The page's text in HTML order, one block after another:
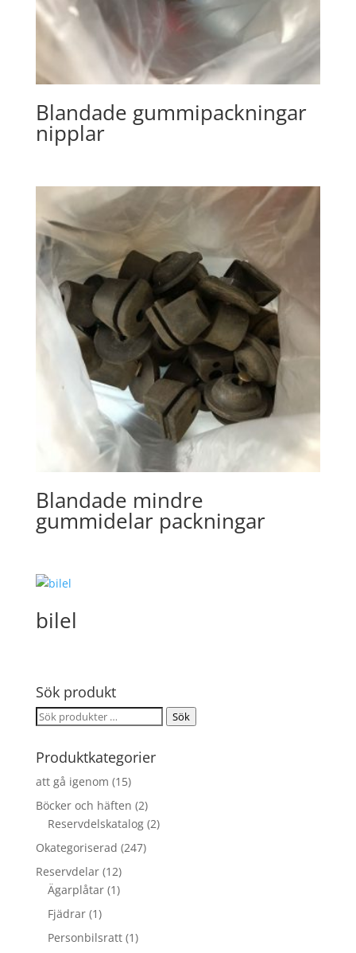
Blandade gummipackningar
nipplar
Blandade mindre
gummidelar packningar
bilel
Sök produkt
Sök
Sök
Produktkategorier
att gå igenom (15)
Böcker och häften (2)
Reservdelskatalog (2)
Okategoriserad (247)
Reservdelar (12)
Ägarplåtar (1)
Fjädrar (1)
Personbilsratt (1)